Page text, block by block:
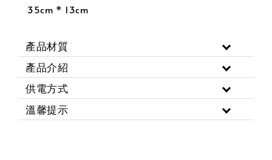
35cm * 13cm
產品材質
產品介紹
供電方式
溫馨提示